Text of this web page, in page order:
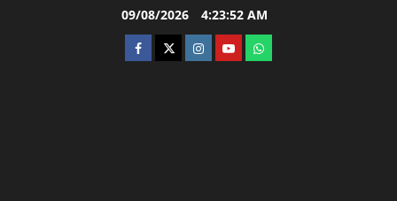
09/08/2026 4:23:53 AM
facebooktwitterinstagram.com
youtubewhatsapp